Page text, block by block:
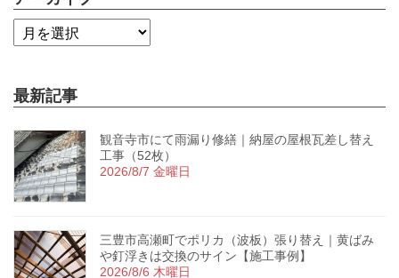
最新記事
観音寺市にて雨漏り修繕｜納屋の屋根瓦差し替え
工事（52枚）
2026/8/7 金曜日
三豊市高瀬町でポリカ（波板）張り替え｜黄ばみ
や釘浮きは交換のサイン【施工事例】
2026/8/6 木曜日